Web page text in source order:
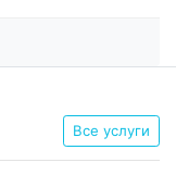
Все услуги